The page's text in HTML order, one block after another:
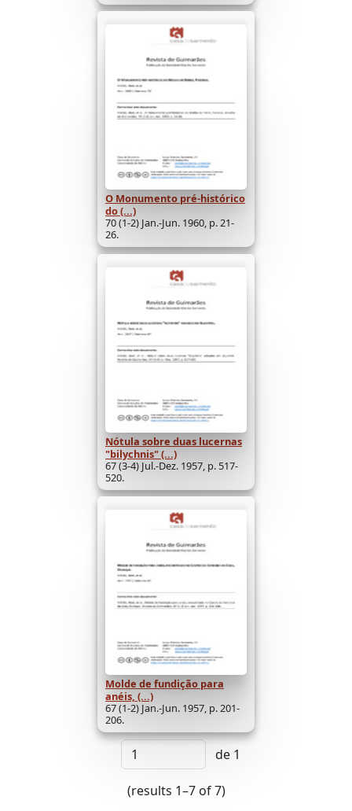
O Monumento pré-histórico
do (...)
70 (1-2) Jan.-Jun. 1960, p. 21-
26.
Nótula sobre duas lucernas
"bilychnis" (...)
67 (3-4) Jul.-Dez. 1957, p. 517-
520.
Molde de fundição para
anéis, (...)
67 (1-2) Jan.-Jun. 1957, p. 201-
206.
de 1
(results 1–7 of 7)